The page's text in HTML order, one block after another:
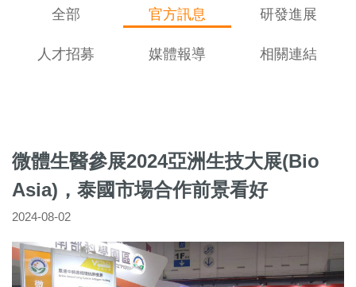
全部 官方訊息 研發進展
人才招募 媒體報導 相關連結
微體生醫參展2024亞洲生技大展(Bio
Asia)，泰國市場合作前景看好
2024-08-02